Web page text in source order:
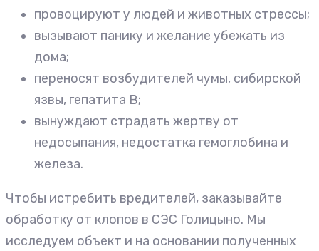
провоцируют у людей и животных стрессы;
вызывают панику и желание убежать из
дома;
переносят возбудителей чумы, сибирской
язвы, гепатита В;
вынуждают страдать жертву от
недосыпания, недостатка гемоглобина и
железа.
Чтобы истребить вредителей, заказывайте
обработку от клопов в СЭС Голицыно. Мы
исследуем объект и на основании полученных